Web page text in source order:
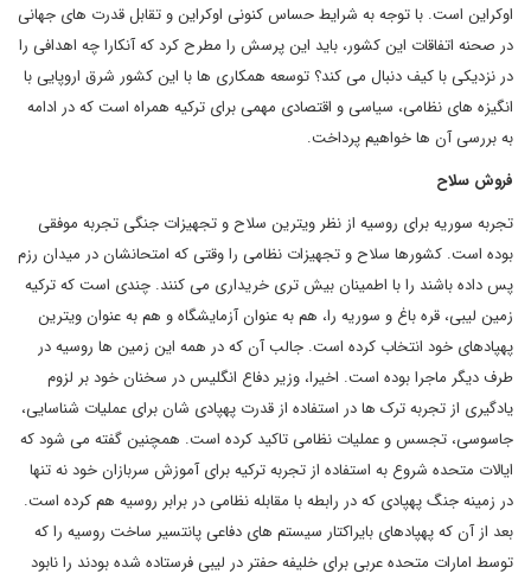
اوکراین است. با توجه به شرایط حساس کنونی اوکراین و تقابل قدرت های جهانی
در صحنه اتفاقات این کشور، باید این پرسش را مطرح کرد که آنکارا چه اهدافی را
در نزدیکی با کیف دنبال می کند؟ توسعه همکاری ها با این کشور شرق اروپایی با
انگیزه های نظامی، سیاسی و اقتصادی مهمی برای ترکیه همراه است که در ادامه
به بررسی آن ها خواهیم پرداخت.
فروش سلاح
تجربه سوریه برای روسیه از نظر ویترین سلاح و تجهیزات جنگی تجربه موفقی
بوده است. کشورها سلاح و تجهیزات نظامی را وقتی که امتحانشان در میدان رزم
پس داده باشند را با اطمینان بیش تری خریداری می کنند. چندی است که ترکیه
زمین لیبی، قره باغ و سوریه را، هم به عنوان آزمایشگاه و هم به عنوان ویترین
پهپادهای خود انتخاب کرده است. جالب آن که در همه این زمین ها روسیه در
طرف دیگر ماجرا بوده است. اخیرا، وزیر دفاع انگلیس در سخنان خود بر لزوم
یادگیری از تجربه ترک ها در استفاده از قدرت پهپادی شان برای عملیات شناسایی،
جاسوسی، تجسس و عملیات نظامی تاکید کرده است. همچنین گفته می شود که
ایالات متحده شروع به استفاده از تجربه ترکیه برای آموزش سربازان خود نه تنها
در زمینه جنگ پهپادی که در رابطه با مقابله نظامی در برابر روسیه هم کرده است.
بعد از آن که پهپادهای بایراکتار سیستم های دفاعی پانتسیر ساخت روسیه را که
توسط امارات متحده عربی برای خلیفه حفتر در لیبی فرستاده شده بودند را نابود